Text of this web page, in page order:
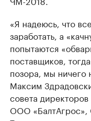
«Я надеюсь, что
заработать, а
попытаются
поставщиков,
позора, мы
Максим
совета
ООО